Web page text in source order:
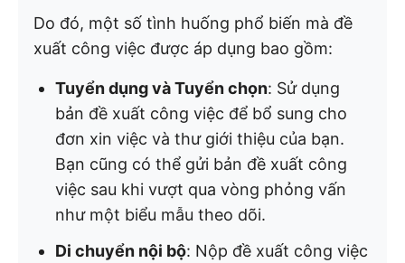
Do đó, một số tình huống phổ biến mà đề
xuất công việc được áp dụng bao gồm:
Tuyển dụng và Tuyển chọn: Sử dụng
bản đề xuất công việc để bổ sung cho
đơn xin việc và thư giới thiệu của bạn.
Bạn cũng có thể gửi bản đề xuất công
việc sau khi vượt qua vòng phỏng vấn
như một biểu mẫu theo dõi.
Di chuyển nội bộ: Nộp đề xuất công việc